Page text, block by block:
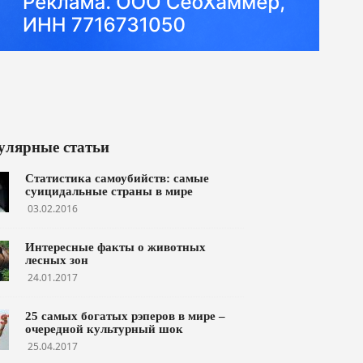
статьи
Статистика самоубийств: самые
суицидальные страны в мире
03.02.2016
Интересные факты о животных
лесных зон
24.01.2017
25 самых богатых рэперов в мире –
очередной культурный шок
25.04.2017